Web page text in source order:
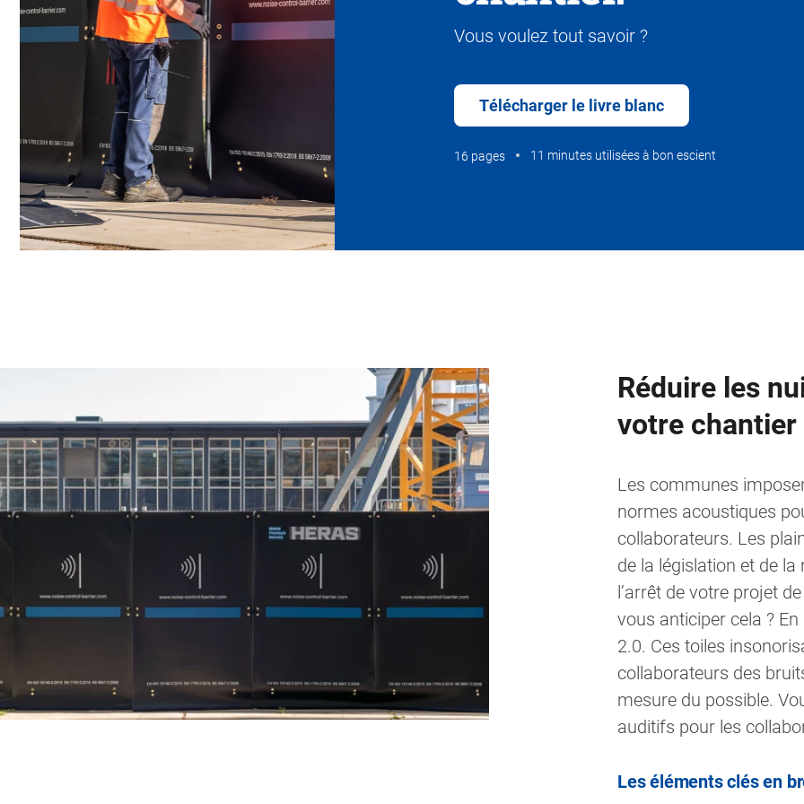
Vous voulez tout savoir ?
Télécharger le livre blanc
16 pages 11 minutes utilisées à bon escient
Réduire les
votre chantier
Les communes
normes acoustiques
collaborateurs. Les
de la législation et de
l’arrêt de votre projet
vous anticiper cela ?
2.0. Ces toiles
collaborateurs des
mesure du possible.
auditifs pour les
Les éléments clés en